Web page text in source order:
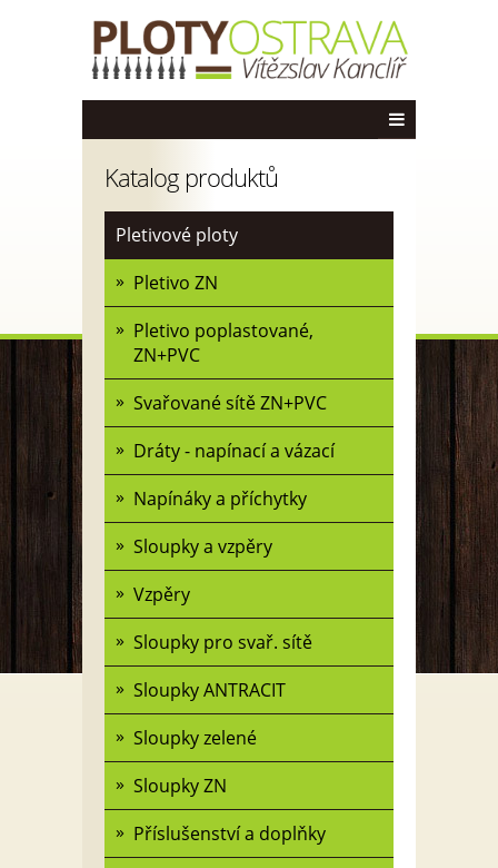
Katalog produktů
Pletivové ploty
Pletivo ZN
Pletivo poplastované,
ZN+PVC
Svařované sítě ZN+PVC
Dráty - napínací a vázací
Napínáky a příchytky
Sloupky a vzpěry
Vzpěry
Sloupky pro svař. sítě
Sloupky ANTRACIT
Sloupky zelené
Sloupky ZN
Příslušenství a doplňky